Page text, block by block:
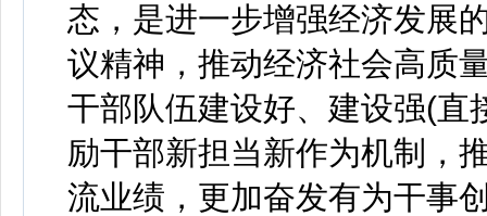
态，是进一步增强经济发展
议精神，推动经济社会高质
干部队伍建设好、建设强(直
励干部新担当新作为机制，
流业绩，更加奋发有为干事